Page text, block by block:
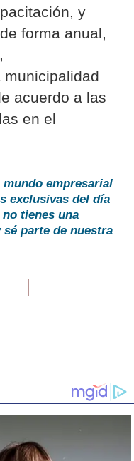
y
forma anual,
municipalidad
acuerdo a las
en el
mundo empresarial
exclusivas del día
tienes una
sé parte de nuestra